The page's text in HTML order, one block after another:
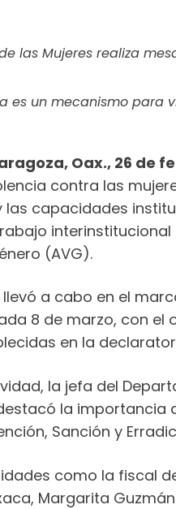
las Mujeres realiza
es un mecanismo para
Oax., 26 de
contra las
capacidades
(AVG).
a cabo en el
8 de marzo, con el
en la
la jefa del
la importancia
Sanción y
como la fiscal
Margarita